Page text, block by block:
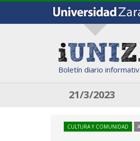
Boletín diario
21/3/2023
CULTURA Y COMUNIDAD